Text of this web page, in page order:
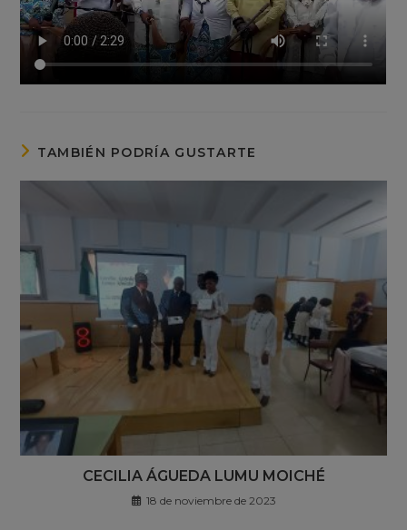
TAMBIÉN PODRÍA GUSTARTE
CECILIA ÁGUEDA LUMU MOICHÉ
18 de noviembre de 2023